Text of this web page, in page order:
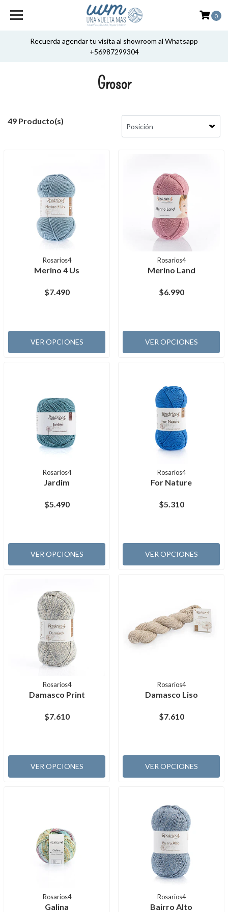
Recuerda agendar tu visita al showroom al Whatsapp
+56987299304
0
Grosor
49 Producto(s)
Rosarios4
Merino 4 Us
$7.490
VER OPCIONES
Rosarios4
Merino Land
$6.990
VER OPCIONES
Rosarios4
Jardim
$5.490
VER OPCIONES
Rosarios4
For Nature
$5.310
VER OPCIONES
Rosarios4
Damasco Print
$7.610
VER OPCIONES
Rosarios4
Damasco Liso
$7.610
VER OPCIONES
Rosarios4
Galina
Rosarios4
Bairro Alto